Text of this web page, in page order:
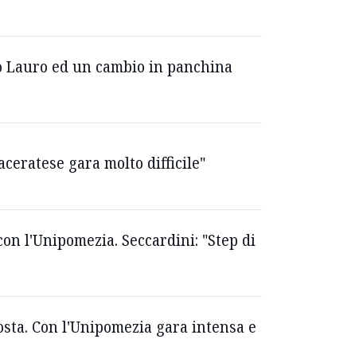
Lauro ed un cambio in panchina
gara molto difficile"
l'Unipomezia. Seccardini: "Step di
Con l'Unipomezia gara intensa e